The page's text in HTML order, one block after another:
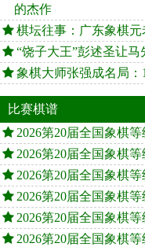
的杰作
棋坛往事：广东象棋
“饶子大王”彭述圣让马
象棋大师张强成名局
比赛棋谱
2026第20届全国象棋
2026第20届全国象棋
2026第20届全国象棋
2026第20届全国象棋
2026第20届全国象棋
2026第20届全国象棋